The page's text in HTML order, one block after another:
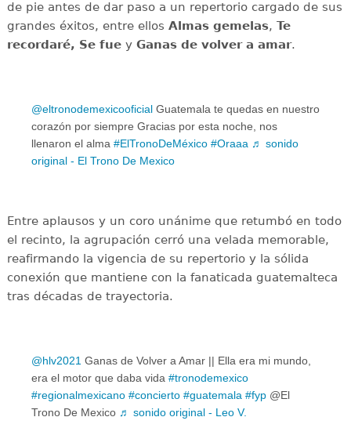
de pie antes de dar paso a un repertorio cargado de sus
grandes éxitos, entre ellos Almas gemelas, Te
recordaré, Se fuey Ganas de volver a amar.
@eltronodemexicooficial Guatemala te quedas en nuestro
corazón por siempre Gracias por esta noche, nos
llenaron el alma #ElTronoDeMéxico #Oraaa ♬ sonido
original - El Trono De Mexico
Entre aplausos y un coro unánime que retumbó en todo
el recinto, la agrupación cerró una velada memorable,
reafirmando la vigencia de su repertorio y la sólida
conexión que mantiene con la fanaticada guatemalteca
tras décadas de trayectoria.
@hlv2021 Ganas de Volver a Amar || Ella era mi mundo,
era el motor que daba vida #tronodemexico
#regionalmexicano #concierto #guatemala #fyp @El
Trono De Mexico ♬ sonido original - Leo V.